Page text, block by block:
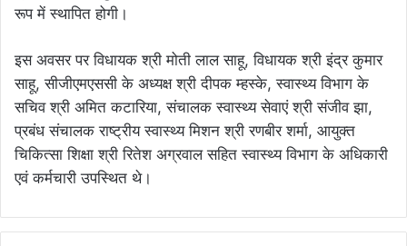
रूप में स्थापित होगी।
इस अवसर पर विधायक श्री मोती लाल साहू, विधायक श्री इंद्र कुमार
साहू, सीजीएमएससी के अध्यक्ष श्री दीपक म्हस्के, स्वास्थ्य विभाग के
सचिव श्री अमित कटारिया, संचालक स्वास्थ्य सेवाएं श्री संजीव झा,
प्रबंध संचालक राष्ट्रीय स्वास्थ्य मिशन श्री रणबीर शर्मा, आयुक्त
चिकित्सा शिक्षा श्री रितेश अग्रवाल सहित स्वास्थ्य विभाग के अधिकारी
एवं कर्मचारी उपस्थित थे।